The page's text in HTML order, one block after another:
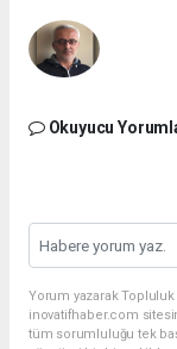
Okuyucu
Yorum yazarak Topluluk
inovatifhaber.com
tüm sorumluluğu tek